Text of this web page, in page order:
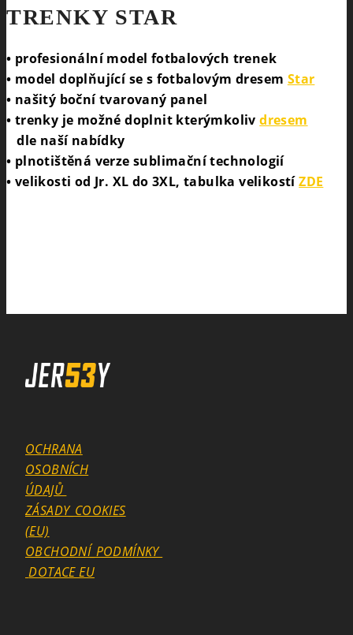
TRENKY STAR
• profesionální model fotbalových trenek
• model doplňující se s fotbalovým dresem Star
• našitý boční tvarovaný panel
• trenky je možné doplnit kterýmkolivdresem
dle naší nabídky
• plnotištěná verze sublimační technologií
• velikosti od Jr. XL do 3XL, tabulka velikostíZDE
OCHRANA
OSOBNÍCH
ÚDAJŮ
ZÁSADY_COOKIES
(EU)
OBCHODNÍ_PODMÍNKY
DOTACE EU